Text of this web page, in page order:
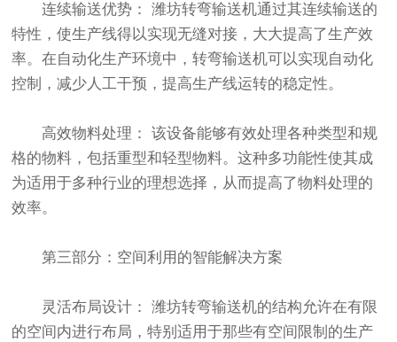
连续输送优势： 潍坊转弯输送机通过其连续输送的
特性，使生产线得以实现无缝对接，大大提高了生产效
率。在自动化生产环境中，转弯输送机可以实现自动化
控制，减少人工干预，提高生产线运转的稳定性。
高效物料处理： 该设备能够有效处理各种类型和规
格的物料，包括重型和轻型物料。这种多功能性使其成
为适用于多种行业的理想选择，从而提高了物料处理的
效率。
第三部分：空间利用的智能解决方案
灵活布局设计： 潍坊转弯输送机的结构允许在有限
的空间内进行布局，特别适用于那些有空间限制的生产